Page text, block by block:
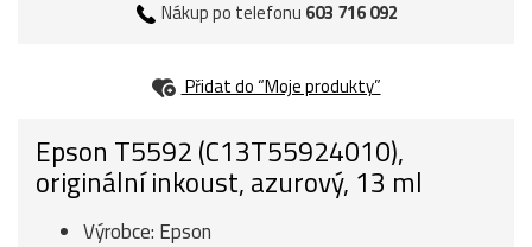
Nákup po telefonu 603 716 092
Přidat do “Moje produkty”
Epson T5592 (C13T55924010),
originální inkoust, azurový, 13 ml
Výrobce: Epson